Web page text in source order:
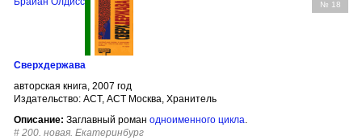
№ 18
Сверхдержава
авторская книга, 2007 год
Издательство: АСТ, АСТ Москва, Хранитель
Описание: Заглавный роман одноименного цикла.
# 200. новая. Екатеринбург